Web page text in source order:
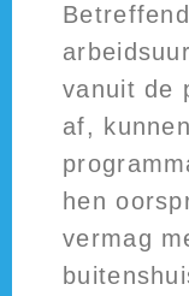
vanuit de
af,
hen
vermag